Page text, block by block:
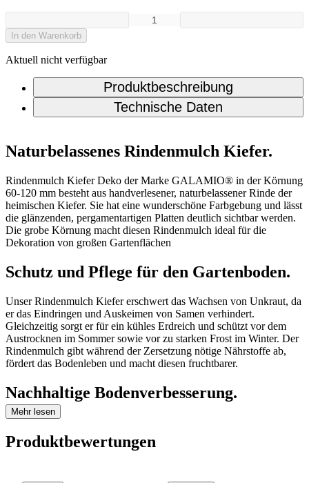
In den Warenkorb
Aktuell nicht verfügbar
Produktbeschreibung
Technische Daten
Naturbelassenes Rindenmulch Kiefer.
Rindenmulch Kiefer Deko der Marke GALAMIO® in der Körnung
60-120 mm besteht aus handverlesener, naturbelassener Rinde der
heimischen Kiefer. Sie hat eine wunderschöne Farbgebung und lässt
die glänzenden, pergamentartigen Platten deutlich sichtbar werden.
Die grobe Körnung macht diesen Rindenmulch ideal für die
Dekoration von großen Gartenflächen
Schutz und Pflege für den Gartenboden.
Unser Rindenmulch Kiefer erschwert das Wachsen von Unkraut, da
er das Eindringen und Auskeimen von Samen verhindert.
Gleichzeitig sorgt er für ein kühles Erdreich und schützt vor dem
Austrocknen im Sommer sowie vor zu starken Frost im Winter. Der
Rindenmulch gibt während der Zersetzung nötige Nährstoffe ab,
fördert das Bodenleben und macht diesen fruchtbarer.
Nachhaltige Bodenverbesserung.
Neben seiner dekorativen Wirkung trägt der Mulch aktiv zur
Bodenverbesserung bei. Er sorgt für eine gute Bodendurchlüftung,
hält das Erdreich feucht und macht den Boden durch die Abgabe
Mehr lesen
Produktbewertungen